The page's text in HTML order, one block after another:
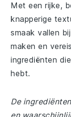
Met een rijke,
knapperige
smaak vallen
maken en
ingrediënten
hebt.
De
en